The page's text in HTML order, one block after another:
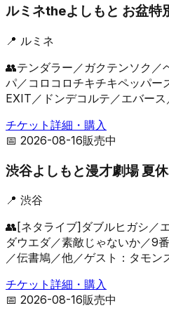
ルミネtheよしもと お盆特
📍 ルミネ
👥テンダラー／ガクテンソク／
パ／コロコロチキチキペッパー
EXIT／ドンデコルテ／エバース
チケット詳細・購入
📅 2026-08-16販売中
渋谷よしもと漫才劇場 夏
📍 渋谷
👥 [ネタライブ]ダブルヒガシ／
ダウエダ／素敵じゃないか／9
／伝書鳩／他／ゲスト：タモン
チケット詳細・購入
📅 2026-08-16販売中